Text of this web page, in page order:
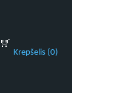
Krepšelis (0)